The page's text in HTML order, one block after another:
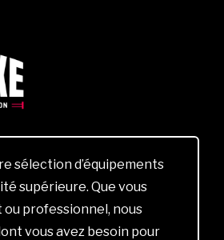
sélection d’équipements
supérieure. Que vous
ou professionnel, nous
vous avez besoin pour